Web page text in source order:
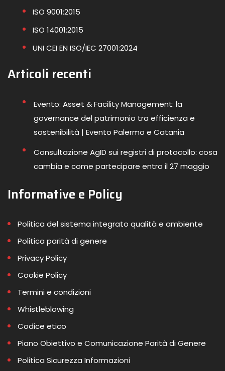
ISO 9001:2015
ISO 14001:2015
UNI CEI EN ISO/IEC 27001:2024
Articoli recenti
Evento: Asset & Facility Management: la
governance del patrimonio tra efficienza e
sostenibilità | Evento Palermo e Catania
Consultazione AgID sui registri di protocollo: cosa
cambia e come partecipare entro il 27 maggio
Informative e Policy
Politica del sistema integrato qualità e ambiente
Politica parità di genere
Privacy Policy
Cookie Policy
Termini e condizioni
Whistleblowing
Codice etico
Piano Obiettivo e Comunicazione Parità di Genere
Politica Sicurezza Informazioni